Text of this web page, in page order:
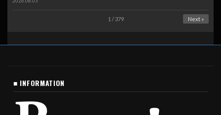
1 / 379 Next »
■ INFORMATION